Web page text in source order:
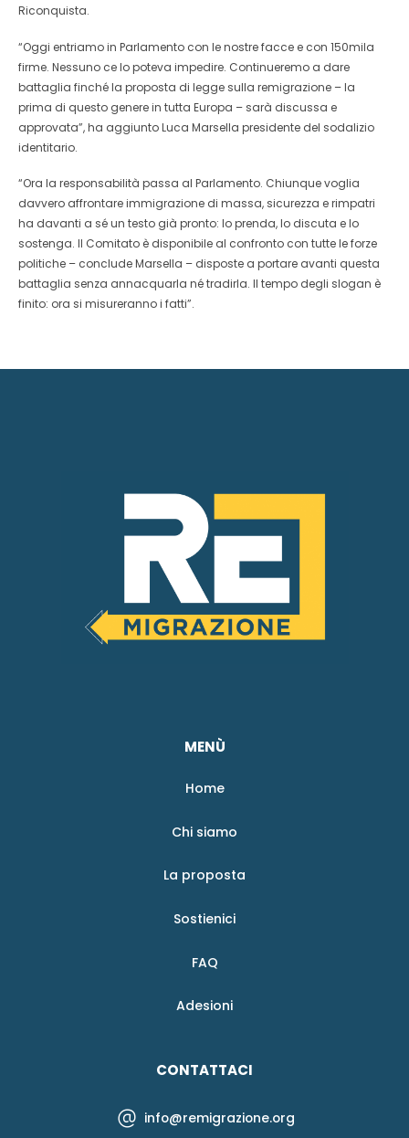
Riconquista.
“Oggi entriamo in Parlamento con le nostre facce e con 150mila
firme. Nessuno ce lo poteva impedire. Continueremo a dare
battaglia finché la proposta di legge sulla remigrazione – la
prima di questo genere in tutta Europa – sarà discussa e
approvata”, ha aggiunto Luca Marsella presidente del sodalizio
identitario.
“Ora la responsabilità passa al Parlamento. Chiunque voglia
davvero affrontare immigrazione di massa, sicurezza e rimpatri
ha davanti a sé un testo già pronto: lo prenda, lo discuta e lo
sostenga. Il Comitato è disponibile al confronto con tutte le forze
politiche – conclude Marsella – disposte a portare avanti questa
battaglia senza annacquarla né tradirla. Il tempo degli slogan è
finito: ora si misureranno i fatti”.
MENÙ
Home
Chi siamo
La proposta
Sostienici
FAQ
Adesioni
CONTATTACI
info@remigrazione.org